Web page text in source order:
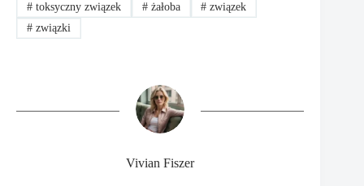
#toksyczny związek #żałoba # związek
#związki
Vivian Fiszer